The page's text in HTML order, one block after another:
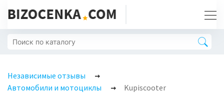
Независимые отзывы
Автомобили и мотоциклы
Kupiscooter